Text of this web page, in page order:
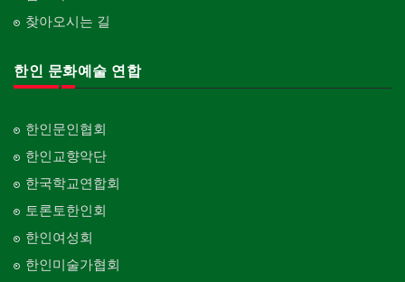
찾아오시는 길
한인 문화예술 연합
한인문인협회
한인교향악단
한국학교연합회
토론토한인회
한인여성회
한인미술가협회